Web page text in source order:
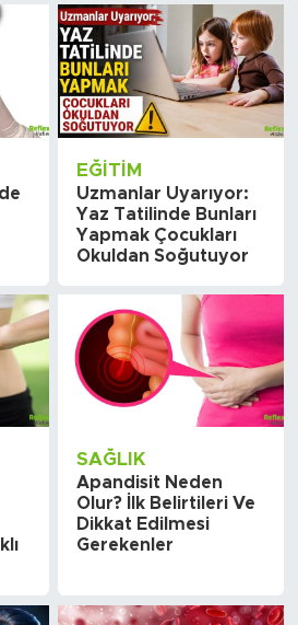
EĞITIM
Uzmanlar Uyarıyor:
Yaz Tatilinde Bunları
Yapmak Çocukları
Okuldan Soğutuyor
SAĞLIK
Apandisit Neden
Olur? İlk Belirtileri Ve
Dikkat Edilmesi
Gerekenler